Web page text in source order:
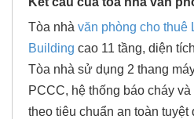
Tòa nhà văn phòng cho thuê
Building cao 11 tầng, diện
Tòa nhà sử dụng 2 thang
PCCC, hệ thống báo cháy
theo tiêu chuẩn an toàn tuyệt